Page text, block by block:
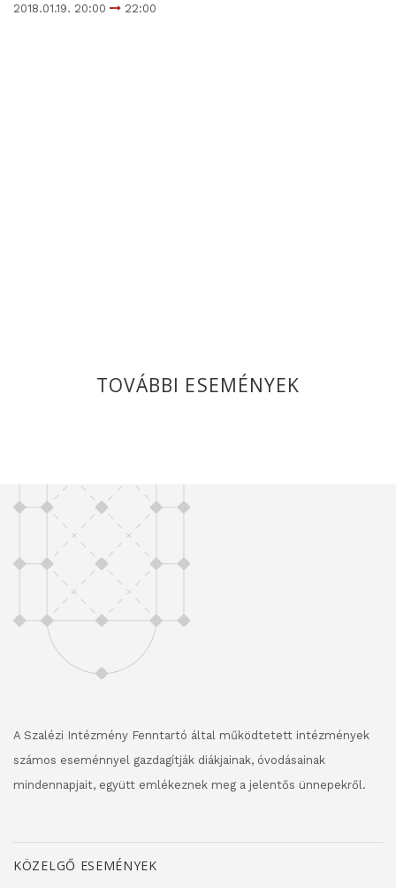
2018.01.19. 20:00 22:00
TOVÁBBI ESEMÉNYEK
A Szalézi Intézmény Fenntartó által működtetett intézmények
számos eseménnyel gazdagítják diákjainak, óvodásainak
mindennapjait, együtt emlékeznek meg a jelentős ünnepekről.
KÖZELGŐ ESEMÉNYEK